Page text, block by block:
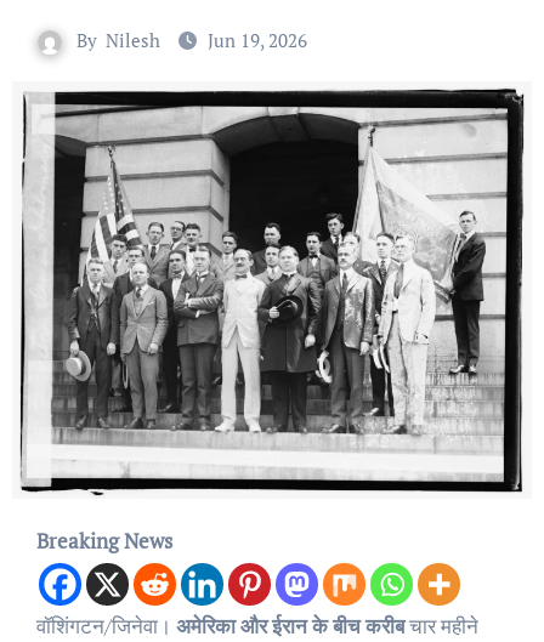
By Nilesh Jun 19, 2026
Breaking News
वॉशिंगटन/जिनेवा। अमेरिका और ईरान के बीच करीबचार महीने